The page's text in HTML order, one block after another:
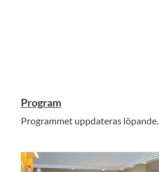
Program
Programmet uppdateras löpande.